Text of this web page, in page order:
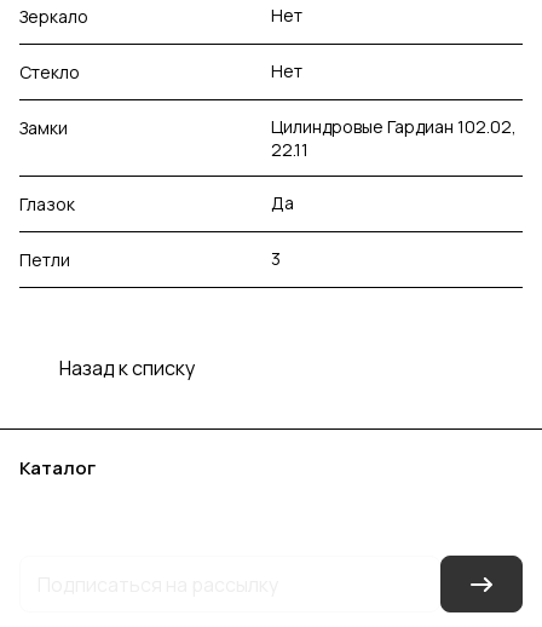
Зеркало Нет
Стекло Нет
Замки
Цилиндровые Гардиан 102.02,
22.11
Глазок Да
Петли 3
Назад к списку
Каталог